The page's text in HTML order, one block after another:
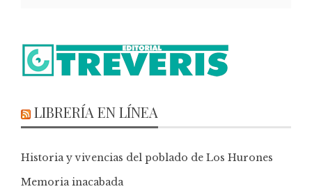
LIBRERÍA EN LÍNEA
Historia y vivencias del poblado de Los Hurones
Memoria inacabada